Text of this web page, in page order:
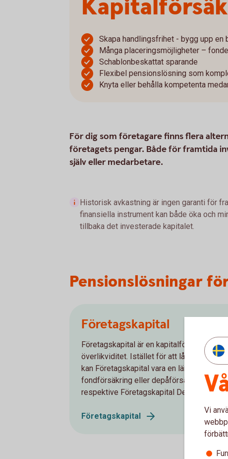
Skapa handlingsfrihet - bygg upp en
Många placeringsmöjligheter –
Schablonbeskattat sparande
Flexibel pensionslösning som
Knyta eller behålla kompetenta
För dig som företagare finns flera
företagets pengar. Både för framtida
själv eller medarbetare.
Historisk avkastning är ingen garanti för
finansiella instrument kan både öka och
tillbaka det investerade kapitalet.
Pensionslösningar
Företagskapital
Företagskapital är en kapitalförsäkring för
överlikviditet. Istället för att låta pengarna
kan Företagskapital vara en lämplig form
fondförsäkring eller depåförsäkring -
respektive Företagskapital Depå.
Företagskapital
Vi